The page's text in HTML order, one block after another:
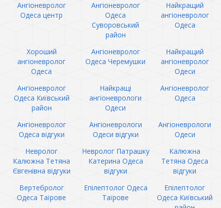
Ангіоневролог
Одеса центр
Ангіоневролог
Одеса
Суворовський
район
Найкращий
ангіоневролог
Одеса
Хороший
ангіоневролог
Одеса
Ангіоневролог
Одеса Черемушки
Найкращий
ангіоневролог
Одеси
Ангіоневролог
Одеса Київський
район
Найкращі
ангіоневрологи
Одеси
Ангіоневролог
Одеса
Ангіоневролог
Одеса відгуки
Ангіоневрологи
Одеси відгуки
Ангіоневрологи
Одеси
Невролог
Калюжна Тетяна
Євгенівна відгуки
Невролог Патрашку
Катерина Одеса
відгуки
Калюжна
Тетяна Одеса
відгуки
Вертебролог
Одеса Таїрове
Епілептолог Одеса
Таїрове
Епілептолог
Одеса Київський